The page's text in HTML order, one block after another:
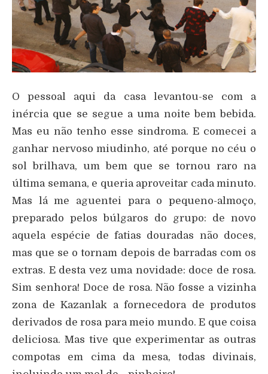
O pessoal aqui da casa levantou-se com a
inércia que se segue a uma noite bem bebida.
Mas eu não tenho esse sindroma. E comecei a
ganhar nervoso miudinho, até porque no céu o
sol brilhava, um bem que se tornou raro na
última semana, e queria aproveitar cada minuto.
Mas lá me aguentei para o pequeno-almoço,
preparado pelos búlgaros do grupo: de novo
aquela espécie de fatias douradas não doces,
mas que se o tornam depois de barradas com os
extras. E desta vez uma novidade: doce de rosa.
Sim senhora! Doce de rosa. Não fosse a vizinha
zona de Kazanlak a fornecedora de produtos
derivados de rosa para meio mundo. E que coisa
deliciosa. Mas tive que experimentar as outras
compotas em cima da mesa, todas divinais,